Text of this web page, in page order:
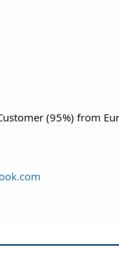
(95%) from